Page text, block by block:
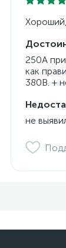
250А
как
380В. +
не